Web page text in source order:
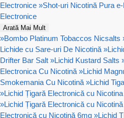
Electronice »Shot-uri Nicotină Pura
Electronice
Arată Mai Mult
»Bombo Platinum Tobaccos Nicsalts
Lichide cu Sare-uri De Nicotină »
Drifter Bar Salt »Lichid Kustard Salts
Electronica Cu Nicotină »Lichid
Smokemania Cu Nicotină »Lichid
»Lichid Țigară Electronică cu
»Lichid Țigară Electronică cu
Electronică cu Nicotină 6mg »Lichid